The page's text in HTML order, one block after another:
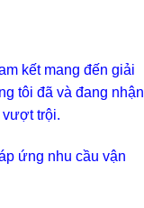
kết mang đến giải
tôi đã và đang nhận
trội.
ứng nhu cầu vận